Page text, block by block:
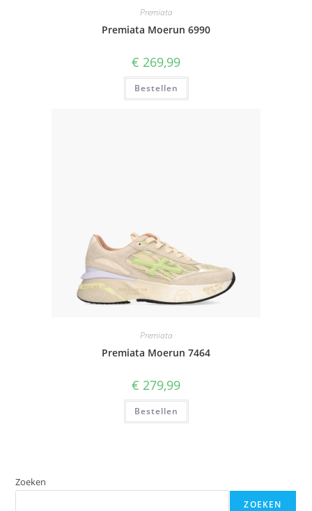
Premiata
Premiata Moerun 6990
€ 269,99
Bestellen
Premiata
Premiata Moerun 7464
€ 279,99
Bestellen
Zoeken
ZOEKEN